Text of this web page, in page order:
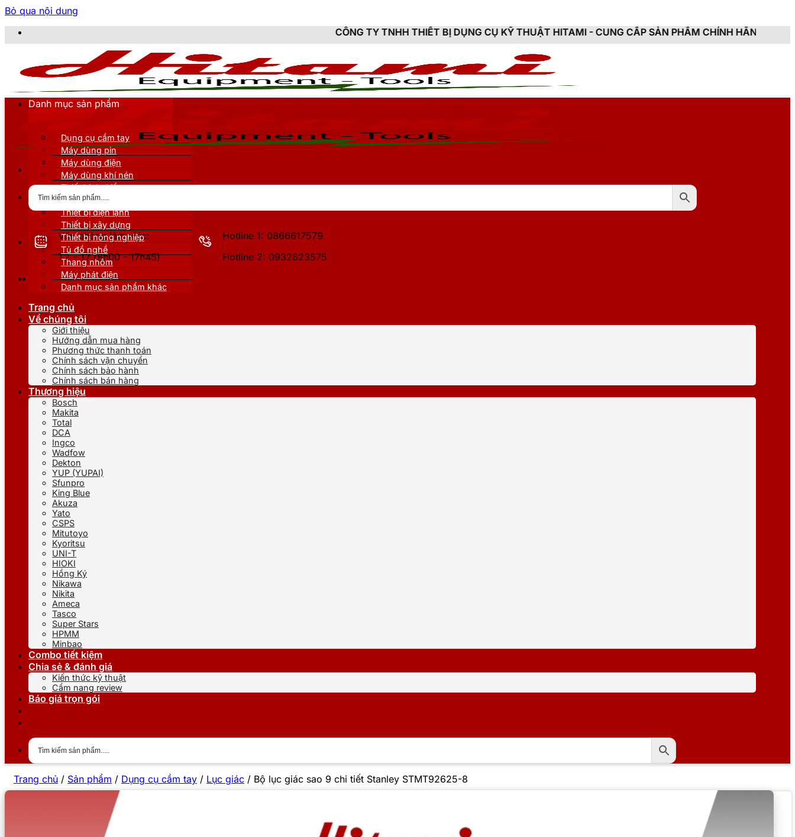
Bỏ qua nội dung
CÔNG TY TNHH THIẾT BỊ DỤNG CỤ KỸ THUẬT HITAMI - CUNG CẤP SẢN PHẨM CHÍNH HÃNG, MỚI 100%, ĐẦY ĐỦ
Văn phòng làm việc:
T2 - T7 (8h00 - 17h45)
Hotline 1: 0866617579
Hotline 2: 0932623575
Danh mục sản phẩm
Dụng cụ cầm tay
Máy dùng pin
Máy dùng điện
Máy dùng khí nén
Thiết bị đo kiểm
Thiết bị nâng đỡ
Thiết bị điện lạnh
Thiết bị xây dựng
Thiết bị nông nghiệp
Tủ đồ nghề
Thang nhôm
Máy phát điện
Danh mục sản phẩm khác
Trang chủ
Về chúng tôi
Giới thiệu
Hướng dẫn mua hàng
Phương thức thanh toán
Chính sách vận chuyển
Chính sách bảo hành
Chính sách bán hàng
Thương hiệu
Bosch
Makita
Total
DCA
Ingco
Wadfow
Dekton
YUP (YUPAI)
Sfunpro
King Blue
Akuza
Yato
CSPS
Mitutoyo
Kyoritsu
UNI-T
HIOKI
Hồng Ký
Nikawa
Nikita
Ameca
Tasco
Super Stars
HPMM
Minbao
Combo tiết kiệm
Chia sẻ & đánh giá
Kiến thức kỹ thuật
Cẩm nang review
Báo giá trọn gói
Trang chủ / Sản phẩm / Dụng cụ cầm tay / Lục giác / Bộ lục giác sao 9 chi tiết Stanley STMT92625-8